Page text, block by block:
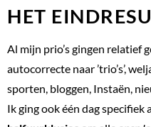
HET
Al mijn prio’s gingen relatief
autocorrecte naar ’trio’s’,
sporten, bloggen, Instaën,
Ik ging ook één dag specifiek